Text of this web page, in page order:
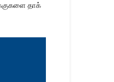
தாக்​